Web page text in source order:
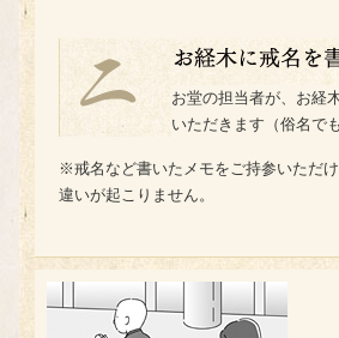
お堂の担当者が、お経
いただきます（俗名で
※戒名など書いたメモをご持参いただ
違いが起こりません。